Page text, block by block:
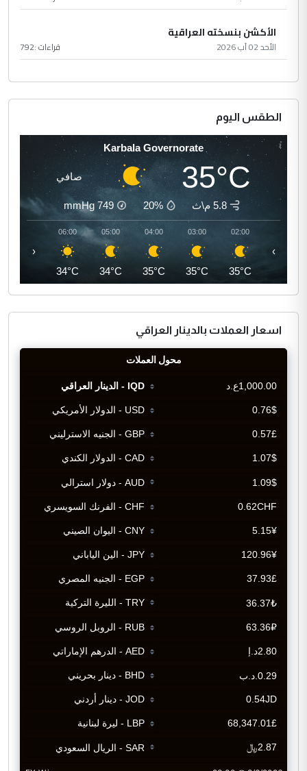
الأكشن بنسخته العراقية
الأحد 02 آب 2026 قراءات :792
الطقس اليوم
Karbala Governorate
35°C صافي
5.8 م\ث 20%
749
mmHg
02:00
35°C
03:00
35°C
04:00
35°C
05:00
34°C
06:00
34°C
‹ ›
اسعار العملات بالدينار العراقي